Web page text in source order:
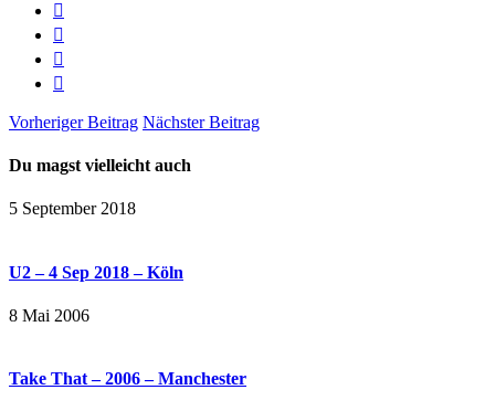
Vorheriger Beitrag Nächster Beitrag
Du magst vielleicht auch
5 September 2018
U2 – 4 Sep 2018 – Köln
8 Mai 2006
Take That – 2006 – Manchester